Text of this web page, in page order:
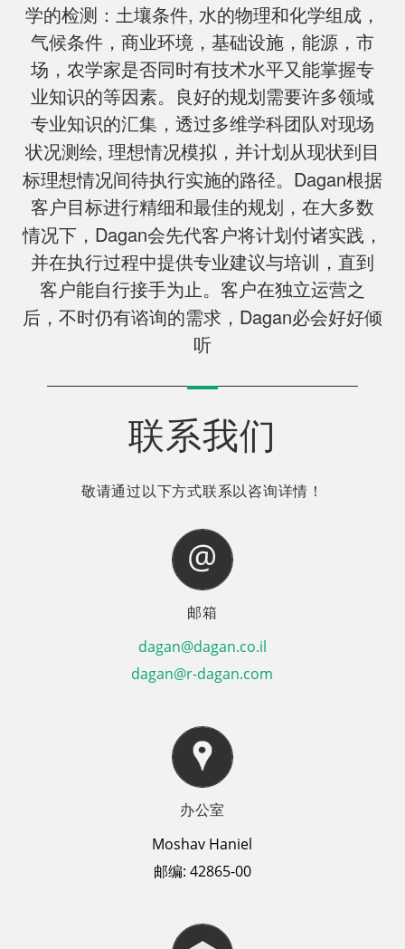
学的检测：土壤条件, 水的物理和化学组成，
气候条件，商业环境，基础设施，能源，市
场，农学家是否同时有技术水平又能掌握专
业知识的等因素。良好的规划需要许多领域
专业知识的汇集，透过多维学科团队对现场
状况测绘, 理想情况模拟，并计划从现状到目
标理想情况间待执行实施的路径。 Dagan根据
客户目标进行精细和最佳的规划，在大多数
情况下， Dagan会先代客户将计划付诸实践，
并在执行过程中提供专业建议与培训，直到
客户能自行接手为止。客户在独立运营之
后，不时仍有谘询的需求， Dagan必会好好倾
听
联系我们
敬请通过以下方式联系以咨询详情！
邮箱
dagan@dagan.co.il
dagan@r-dagan.com
办公室
Moshav Haniel
邮编: 42865-00